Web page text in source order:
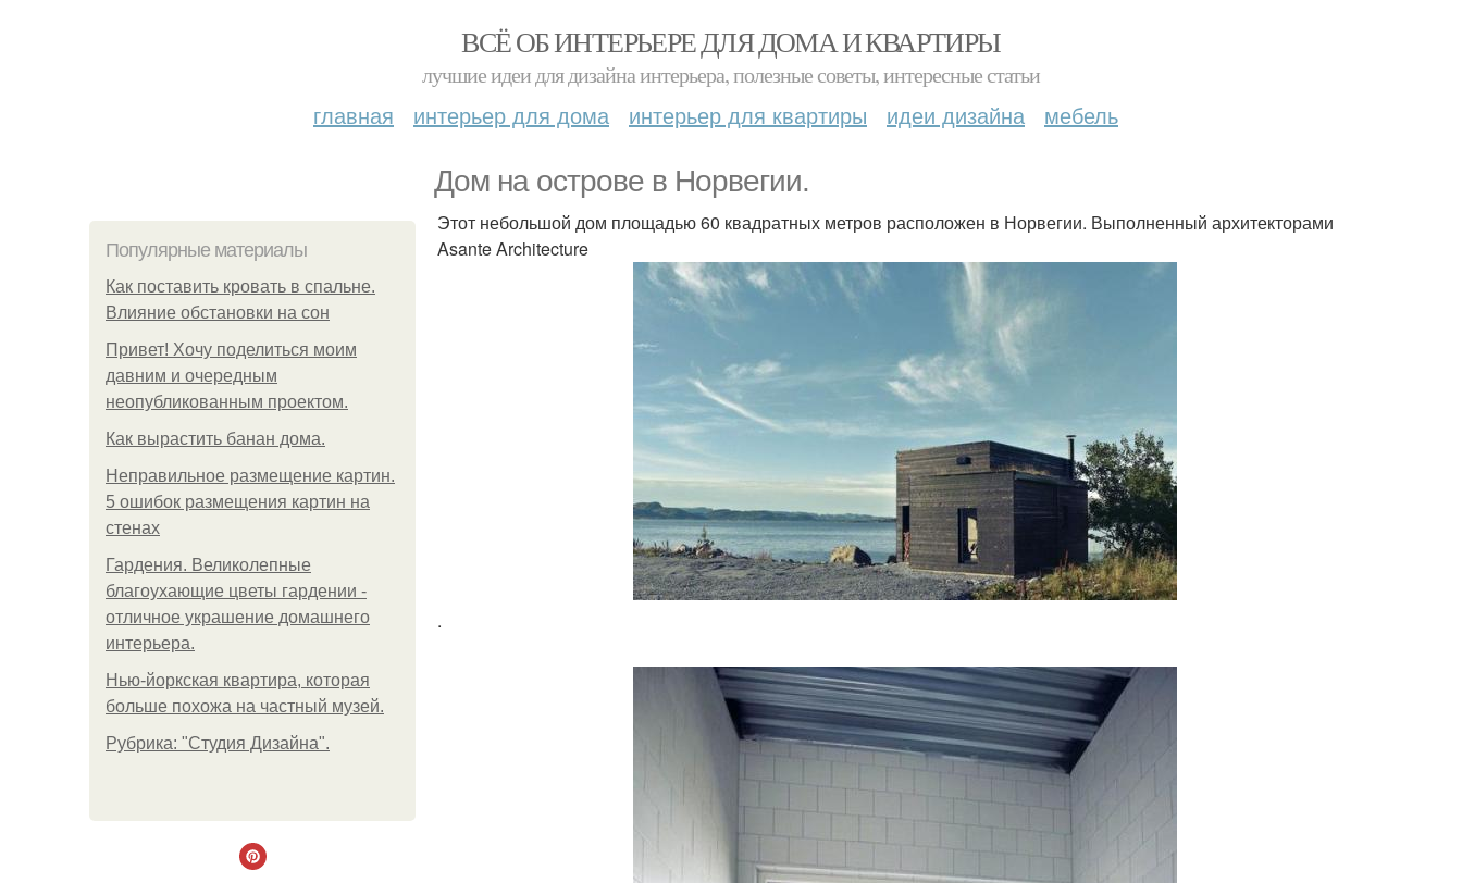
ВСЁ ОБ ИНТЕРЬЕРЕ ДЛЯ ДОМА И КВАРТИРЫ
лучшие идеи для дизайна интерьера, полезные советы, интересные статьи
главная интерьер для дома интерьер для квартиры идеи дизайна мебель
Дом на острове в Норвегии.
Популярные материалы
Как поставить кровать в спальне.
Влияние обстановки на сон
Привет! Хочу поделиться моим
давним и очередным
неопубликованным проектом.
Как вырастить банан дома.
Неправильное размещение картин.
5 ошибок размещения картин на
стенах
Гардения. Великолепные
благоухающие цветы гардении -
отличное украшение домашнего
интерьера.
Нью-йоркская квартира, которая
больше похожа на частный музей.
Рубрика: "Студия Дизайна".
Этот небольшой дом площадью 60 квадратных метров расположен в Норвегии. Выполненный архитекторами
Asante Architecture
.